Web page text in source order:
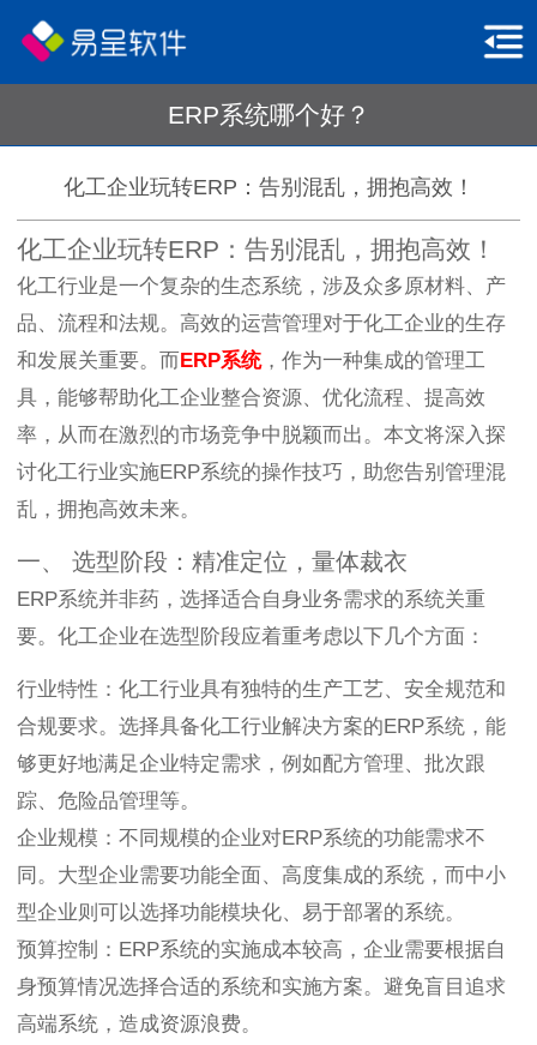
ERP系统哪个好？
化工企业玩转ERP：告别混乱，拥抱高效！
化工企业玩转ERP：告别混乱，拥抱高效！
化工行业是一个复杂的生态系统，涉及众多原材料、产
品、流程和法规。高效的运营管理对于化工企业的生存
和发展关重要。而ERP系统，作为一种集成的管理工
具，能够帮助化工企业整合资源、优化流程、提高效
率，从而在激烈的市场竞争中脱颖而出。本文将深入探
讨化工行业实施ERP系统的操作技巧，助您告别管理混
乱，拥抱高效未来。
一、 选型阶段：精准定位，量体裁衣
ERP系统并非药，选择适合自身业务需求的系统关重
要。化工企业在选型阶段应着重考虑以下几个方面：
行业特性：化工行业具有独特的生产工艺、安全规范和
合规要求。选择具备化工行业解决方案的ERP系统，能
够更好地满足企业特定需求，例如配方管理、批次跟
踪、危险品管理等。
企业规模：不同规模的企业对ERP系统的功能需求不
同。大型企业需要功能全面、高度集成的系统，而中小
型企业则可以选择功能模块化、易于部署的系统。
预算控制：ERP系统的实施成本较高，企业需要根据自
身预算情况选择合适的系统和实施方案。避免盲目追求
高端系统，造成资源浪费。